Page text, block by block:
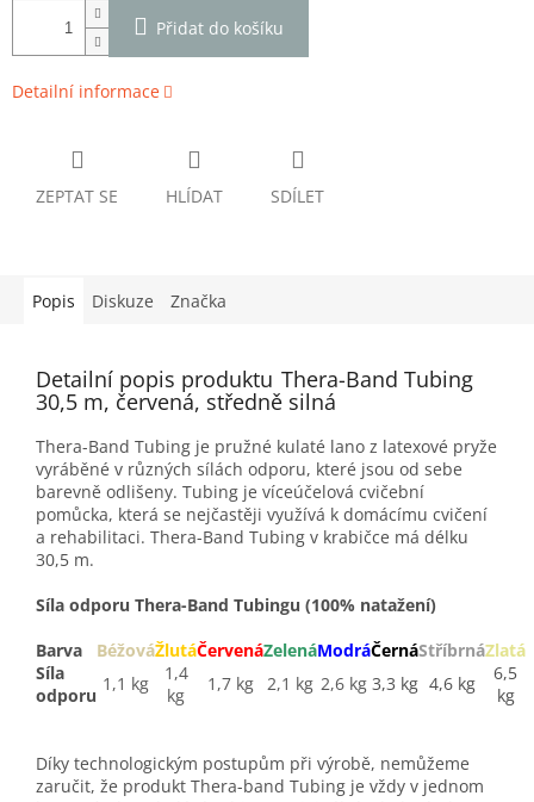
Přidat do košíku
Detailní informace
ZEPTAT SE HLÍDAT SDÍLET
Popis Diskuze Značka
Detailní popis produktu Thera-Band Tubing
30,5 m, červená, středně silná
Thera-Band Tubing je pružné kulaté lano z latexové pryže
vyráběné v různých sílách odporu, které jsou od sebe
barevně odlišeny. Tubing je víceúčelová cvičební
pomůcka, která se nejčastěji využívá k domácímu cvičení
a rehabilitaci. Thera-Band Tubing v krabičce má délku
30,5 m.
Síla odporu Thera-Band Tubingu (100% natažení)
Barva
BéžováŽlutáČervenáZelenáModráČernáStříbrnáZlatá
Síla
odporu
1,1 kg
1,4
kg
1,7 kg 2,1 kg 2,6 kg 3,3 kg 4,6 kg
6,5
kg
Díky technologickým postupům při výrobě, nemůžeme
zaručit, že produkt Thera-band Tubing je vždy v jednom